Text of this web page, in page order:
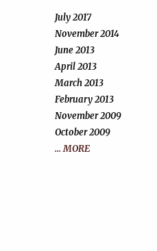
July 2017
November 2014
June 2013
April 2013
March 2013
February 2013
November 2009
October 2009
... MORE